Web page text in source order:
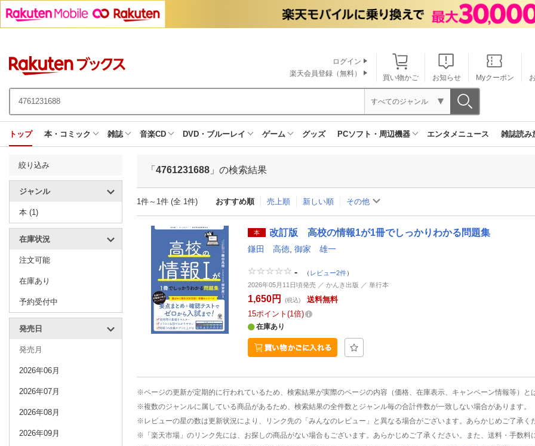
買い物かご お知らせ Myクーポン
ログイン
楽天会員登録（無料）
すべてのジャンル
トップ 本・コミック 雑誌 音楽CD DVD・ブルーレイ ゲーム グッズ PCソフト・周辺機器 エンタメニュース 雑誌読み
絞り込み
ジャンル
本 (1)
在庫状況
注文可能
在庫あり
予約受付中
発売日
発売月
2026年06月
2026年07月
2026年08月
2026年09月
「 4761231688 」の検索結果
1件～1件 (全 1件) おすすめ順 売上順 新しい順 その他
本 改訂版 高校の情報1が1冊でしっかりわかる問題集
鎌田 高徳 御家 雄一
- （ レビュー2件）
2026年05月11日頃発売 ／ かんき出版 ／ 単行本
1,650円 (税込)
送料無料
15ポイント 1倍
在庫あり
※ページの更新が定期的に行われているため、検索結果が実際のページの内容（価格、在庫表示、キャンペーン情報等）と
※複数のジャンルに属している商品があるため、検索結果の全件数とジャンル毎の合計件数が一致しない場合があります。
※レビューの星の数は更新状況により、リンク先の「みんなのレビュー」と異なる場合がございます。あらかじめご了承く
※「楽天市場」のリンク先には、お探しの商品がない場合もございます。あらかじめご了承ください。また、送料・手数料